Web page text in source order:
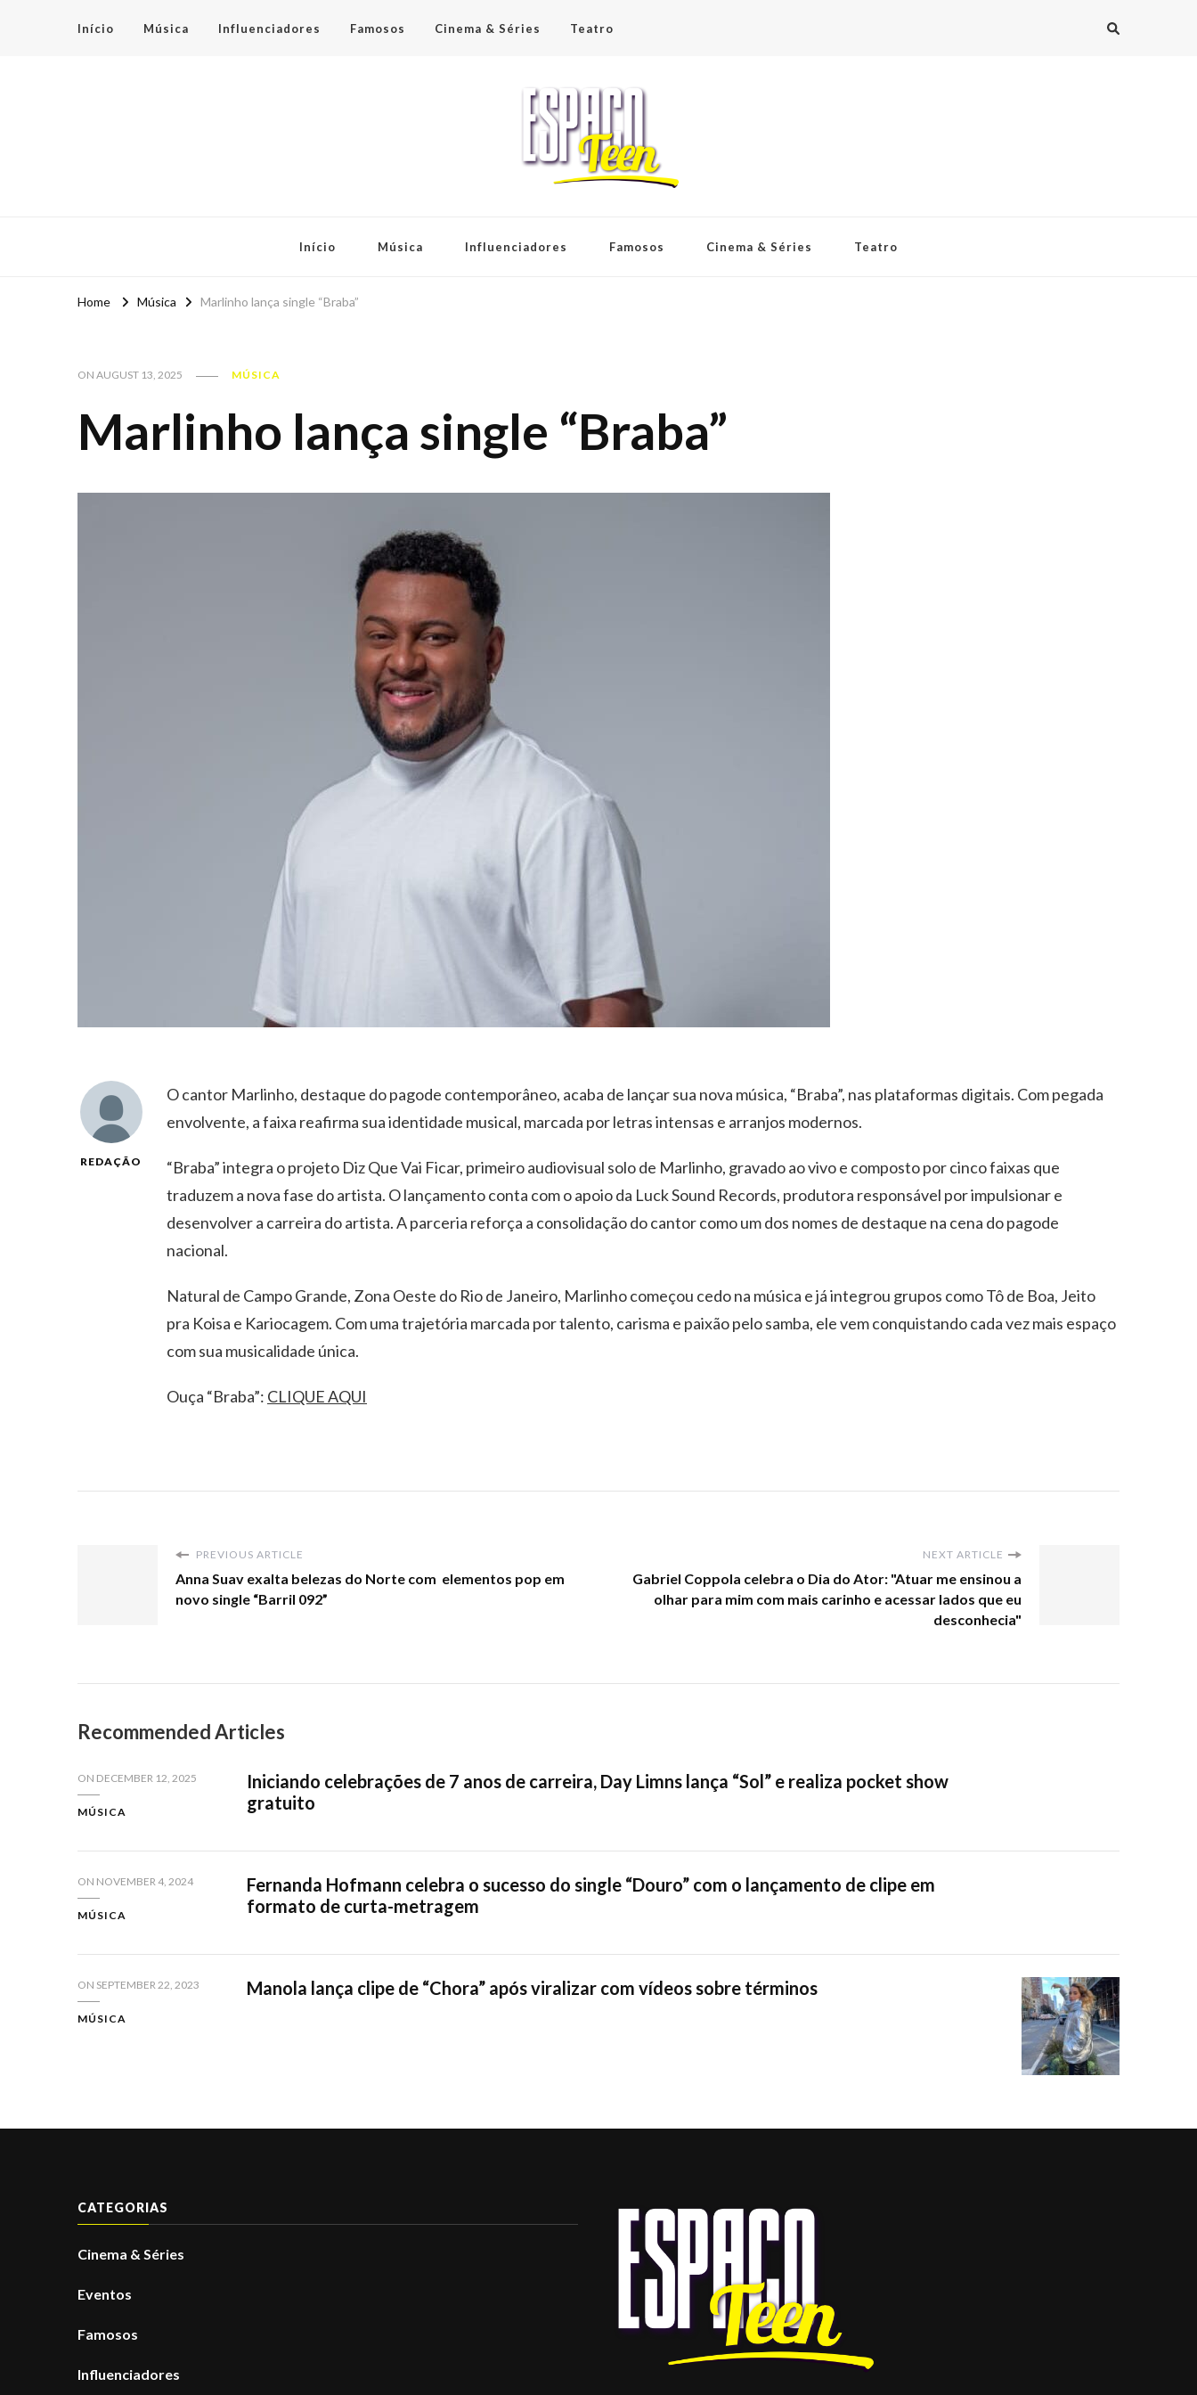
Início Música Influenciadores Famosos Cinema & Séries Teatro
Início Música Influenciadores Famosos Cinema & Séries Teatro
Home Música Marlinho lança single “Braba”
ON AUGUST 13, 2025 MÚSICA
Marlinho lança single “Braba”
REDAÇÃO
O cantor Marlinho, destaque do pagode contemporâneo, acaba de lançar sua nova música, “Braba”, nas plataformas digitais. Com pegada
envolvente, a faixa reafirma sua identidade musical, marcada por letras intensas e arranjos modernos.
“Braba” integra o projeto Diz Que Vai Ficar, primeiro audiovisual solo de Marlinho, gravado ao vivo e composto por cinco faixas que
traduzem a nova fase do artista. O lançamento conta com o apoio da Luck Sound Records, produtora responsável por impulsionar e
desenvolver a carreira do artista. A parceria reforça a consolidação do cantor como um dos nomes de destaque na cena do pagode
nacional.
Natural de Campo Grande, Zona Oeste do Rio de Janeiro, Marlinho começou cedo na música e já integrou grupos como Tô de Boa, Jeito
pra Koisa e Kariocagem. Com uma trajetória marcada por talento, carisma e paixão pelo samba, ele vem conquistando cada vez mais espaço
com sua musicalidade única.
Ouça “Braba”: CLIQUE AQUI
PREVIOUS ARTICLE
Anna Suav exalta belezas do Norte com elementos pop em
novo single “Barril 092”
NEXT ARTICLE
Gabriel Coppola celebra o Dia do Ator: "Atuar me ensinou a
olhar para mim com mais carinho e acessar lados que eu
desconhecia"
Recommended Articles
ON DECEMBER 12, 2025
MÚSICA
Iniciando celebrações de 7 anos de carreira, Day Limns lança “Sol” e realiza pocket show
gratuito
ON NOVEMBER 4, 2024
MÚSICA
Fernanda Hofmann celebra o sucesso do single “Douro” com o lançamento de clipe em
formato de curta-metragem
ON SEPTEMBER 22, 2023
MÚSICA
Manola lança clipe de “Chora” após viralizar com vídeos sobre términos
CATEGORIAS
Cinema & Séries
Eventos
Famosos
Influenciadores